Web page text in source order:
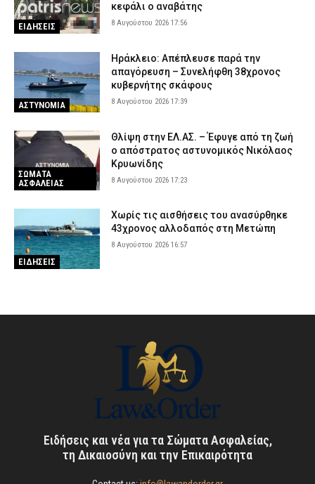
ΕΙΔΗΣΕΙΣ
κεφάλι ο αναβάτης
8 Αυγούστου 2026 17:56
ΑΣΤΥΝΟΜΙΑ
Ηράκλειο: Απέπλευσε παρά την
απαγόρευση – Συνελήφθη 38χρονος
κυβερνήτης σκάφους
8 Αυγούστου 2026 17:39
ΣΩΜΑΤΑ
ΑΣΦΑΛΕΙΑΣ
Θλίψη στην ΕΛ.ΑΣ. – Έφυγε από τη ζωή
ο απόστρατος αστυνομικός Νικόλαος
Κρυωνίδης
8 Αυγούστου 2026 17:23
ΕΙΔΗΣΕΙΣ
Χωρίς τις αισθήσεις του ανασύρθηκε
43χρονος αλλοδαπός στη Μετώπη
8 Αυγούστου 2026 16:57
Ειδήσεις και νέα για τα Σώματα Ασφαλείας,
τη Δικαιοσύνη και την Επικαιρότητα